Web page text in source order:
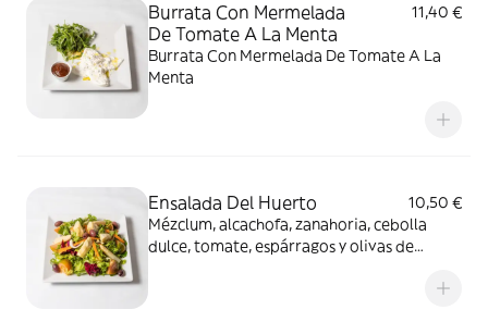
Burrata Con Mermelada
De Tomate A La Menta
11,40 €
Burrata Con Mermelada De Tomate A La
Menta
Ensalada Del Huerto
10,50 €
Mézclum, alcachofa, zanahoria, cebolla
dulce, tomate, espárragos y olivas de